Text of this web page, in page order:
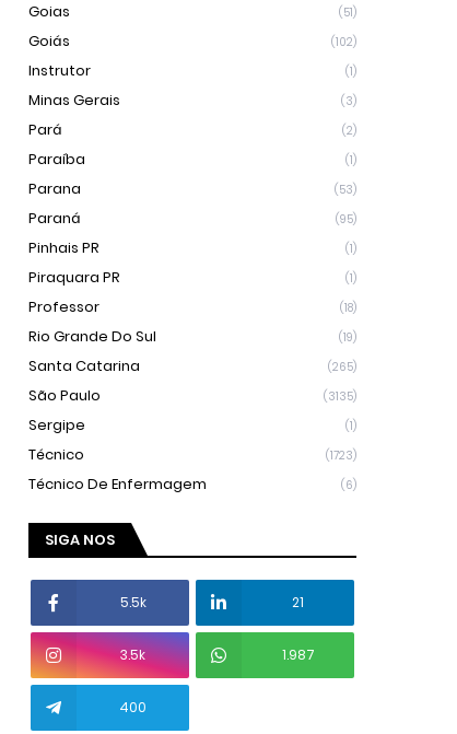
Goias (51)
Goiás (102)
Instrutor (1)
Minas Gerais (3)
Pará (2)
Paraíba (1)
Parana (53)
Paraná (95)
Pinhais PR (1)
Piraquara PR (1)
Professor (18)
Rio Grande Do Sul (19)
Santa Catarina (265)
São Paulo (3135)
Sergipe (1)
Técnico (1723)
Técnico De Enfermagem (6)
SIGA NOS
5.5k 21
3.5k 1.987
400